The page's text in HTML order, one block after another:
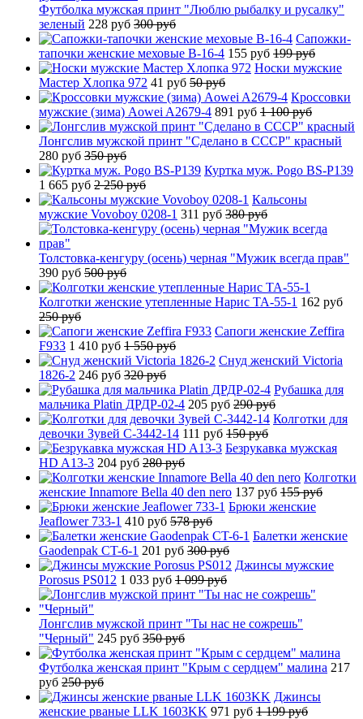
Футболка мужская принт "Люблю рыбалку и русалку"
зеленый 228 руб 300 руб
Сапожки-
тапочки женские меховые B-16-4 155 руб 199 руб
Носки мужские
Мастер Хлопка 972 41 руб 50 руб
Кроссовки
мужские (зима) Aowei A2679-4 891 руб 1 100 руб
Лонгслив мужской принт "Сделано в СССР" красный
280 руб 350 руб
Куртка муж. Pogo BS-P139
1 665 руб 2 250 руб
Кальсоны
мужские Vovoboy 0208-1 311 руб 380 руб
Толстовка-кенгуру (осень) черная "Мужик всегда прав"
390 руб 500 руб
Колготки женские утепленные Нарис TA-55-1 162 руб
250 руб
Сапоги женские Zeffira
F933 1 410 руб 1 550 руб
Снуд женский Victoria
1826-2 246 руб 320 руб
Рубашка для
мальчика Platin ДРДР-02-4 205 руб 290 руб
Колготки для
девочки Зувей C-3442-14 111 руб 150 руб
Безрукавка мужская
HD A13-3 204 руб 280 руб
Колготки
женские Innamore Bella 40 den nero 137 руб 155 руб
Брюки женские
Jeaflower 733-1 410 руб 578 руб
Балетки женские
Gaodenpak CT-6-1 201 руб 300 руб
Джинсы мужские
Porosus PS012 1 033 руб 1 099 руб
Лонгслив мужской принт "Ты нас не сожрешь"
"Черный" 245 руб 350 руб
Футболка женская принт "Крым с сердцем" малина 217
руб 250 руб
Джинсы
женские рваные LLK 1603KK 971 руб 1 199 руб